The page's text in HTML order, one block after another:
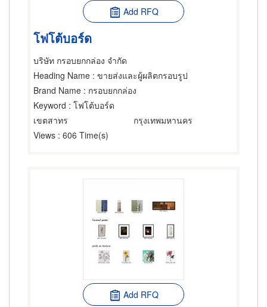
Add RFQ
โฟโต้บอร์ด
บริษัท กรอบยกกล่อง จำกัด
Heading Name : ขายส่งและผู้ผลิตกรอบรูป
Brand Name : กรอบยกกล่อง
Keyword : โฟโต้บอร์ด
เขตสาทร
กรุงเทพมหานคร
Views : 606 Time(s)
Add RFQ